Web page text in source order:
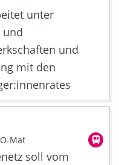
unter
und
und
mit den
Mat
soll vom